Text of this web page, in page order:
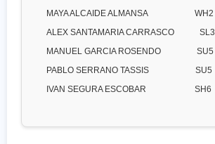
MAYA ALCAIDE ALMANSA WH2
ALEX SANTAMARIA CARRASCO SL3
MANUEL GARCIA ROSENDO SU5
PABLO SERRANO TASSIS SU5
IVAN SEGURA ESCOBAR SH6